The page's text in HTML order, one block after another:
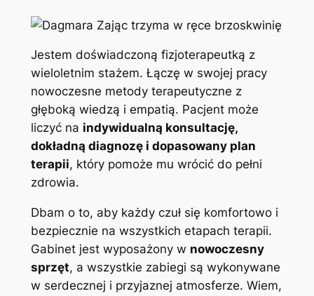
Jestem doświadczoną fizjoterapeutką z
wieloletnim stażem. Łączę w swojej pracy
nowoczesne metody terapeutyczne z
głęboką wiedzą i empatią. Pacjent może
liczyć na indywidualną konsultację,
dokładną diagnozę i dopasowany plan
terapii, który pomoże mu wrócić do pełni
zdrowia.
Dbam o to, aby każdy czuł się komfortowo i
bezpiecznie na wszystkich etapach terapii.
Gabinet jest wyposażony w nowoczesny
sprzęt, a wszystkie zabiegi są wykonywane
w serdecznej i przyjaznej atmosferze. Wiem,